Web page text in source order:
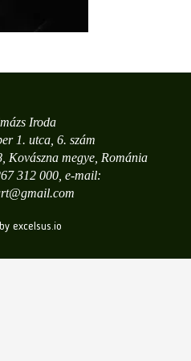
Iroda
1. utca, 6. szám
Kovászna megye, Románia
312 000, e-mail:
excelsus.io